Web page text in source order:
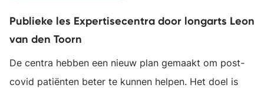
Publieke les Expertisecentra door longarts Leon
van den Toorn
De centra hebben een nieuw plan gemaakt om post-
covid patiënten beter te kunnen helpen. Het doel is